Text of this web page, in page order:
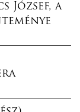
József, a